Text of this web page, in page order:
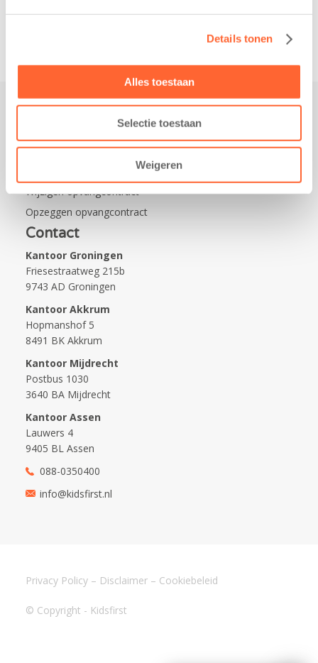
Details tonen
Alles toestaan
Selectie toestaan
Weigeren
Werken bij Kids First
Wijzigen opvangcontract
Opzeggen opvangcontract
Contact
Kantoor Groningen
Friesestraatweg 215b
9743 AD Groningen
Kantoor Akkrum
Hopmanshof 5
8491 BK Akkrum
Kantoor Mijdrecht
Postbus 1030
3640 BA Mijdrecht
Kantoor Assen
Lauwers 4
9405 BL Assen
088-0350400
info@kidsfirst.nl
© Copyright - Kidsfirst
Privacy Policy – Disclaimer – Cookiebeleid